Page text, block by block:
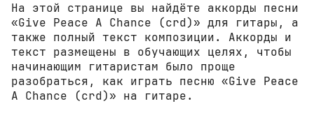
На этой странице вы найдёте аккорды песни
«Give Peace A Chance (crd)» для гитары, а
также полный текст композиции. Аккорды и
текст размещены в обучающих целях, чтобы
начинающим гитаристам было проще
разобраться, как играть песню «Give Peace
A Chance (crd)» на гитаре.